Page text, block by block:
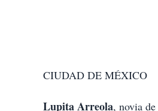
CIUDAD DE MÉXICO
Lupita Arreola, novia de